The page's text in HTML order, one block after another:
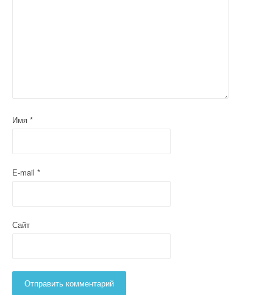
Имя *
E-mail *
Сайт